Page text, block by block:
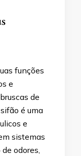
funções
e
de
é uma
e
sistemas
odores,